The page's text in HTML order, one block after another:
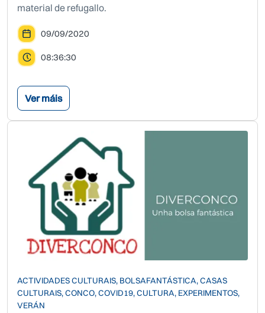
material de refugallo.
09/09/2020
08:36:30
Ver máis
ACTIVIDADES CULTURAIS, BOLSAFANTÁSTICA, CASAS
CULTURAIS, CONCO, COVID19, CULTURA, EXPERIMENTOS,
VERÁN